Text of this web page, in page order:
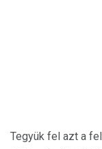
Tegyük fel azt a